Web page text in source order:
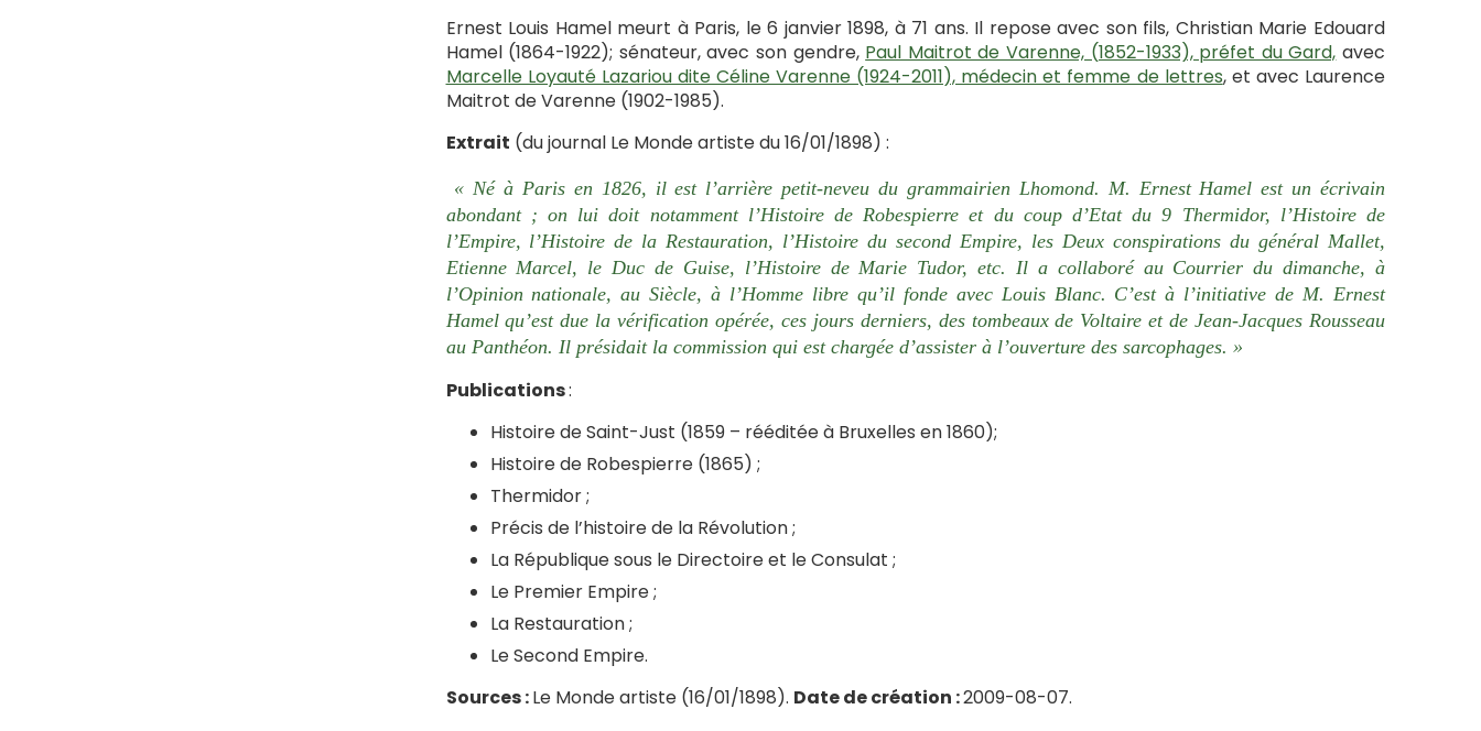
Ernest Louis Hamel meurt à Paris, le 6 janvier 1898, à 71 ans. Il repose avec son fils, Christian Marie Edouard
Hamel (1864-1922); sénateur, avec son gendre, Paul Maitrot de Varenne, (1852-1933), préfet du Gard, avec
Marcelle Loyauté Lazariou dite Céline Varenne (1924-2011), médecin et femme de lettres, et avec Laurence
Maitrot de Varenne (1902-1985).
Extrait (du journal Le Monde artiste du 16/01/1898) :
« Né à Paris en 1826, il est l’arrière petit-neveu du grammairien Lhomond. M. Ernest Hamel est un écrivain
abondant ; on lui doit notamment l’Histoire de Robespierre et du coup d’Etat du 9 Thermidor, l’Histoire de
l’Empire, l’Histoire de la Restauration, l’Histoire du second Empire, les Deux conspirations du général Mallet,
Etienne Marcel, le Duc de Guise, l’Histoire de Marie Tudor, etc. Il a collaboré au Courrier du dimanche, à
l’Opinion nationale, au Siècle, à l’Homme libre qu’il fonde avec Louis Blanc. C’est à l’initiative de M. Ernest
Hamel qu’est due la vérification opérée, ces jours derniers, des tombeaux de Voltaire et de Jean-Jacques Rousseau
au Panthéon. Il présidait la commission qui est chargée d’assister à l’ouverture des sarcophages. »
Publications:
Histoire de Saint-Just (1859 – rééditée à Bruxelles en 1860);
Histoire de Robespierre (1865) ;
Thermidor ;
Précis de l’histoire de la Révolution ;
La République sous le Directoire et le Consulat ;
Le Premier Empire ;
La Restauration ;
Le Second Empire.
Sources :Le Monde artiste (16/01/1898). Date de création :2009-08-07.